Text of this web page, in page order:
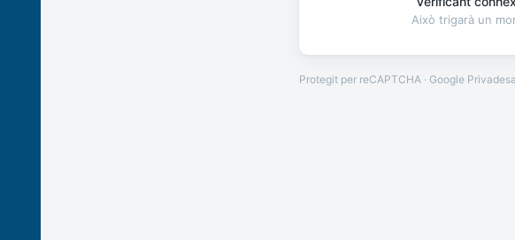
Això trigarà un
Protegit per reCAPTCHA · Google Privadesa